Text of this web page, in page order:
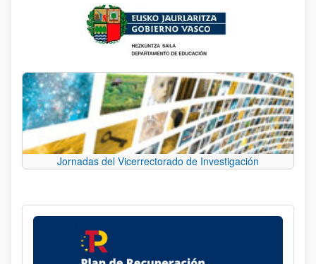
Jornadas del Vicerrectorado de Investigación